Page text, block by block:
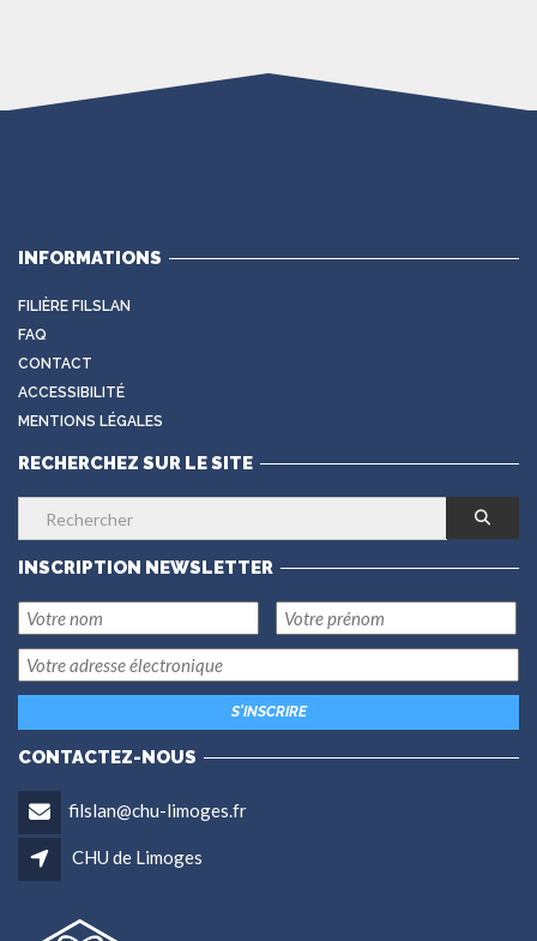
INFORMATIONS
FILIÈRE FILSLAN
FAQ
CONTACT
ACCESSIBILITÉ
MENTIONS LÉGALES
RECHERCHEZ SUR LE SITE
INSCRIPTION NEWSLETTER
CONTACTEZ-NOUS
filslan@chu-limoges.fr
CHU de Limoges